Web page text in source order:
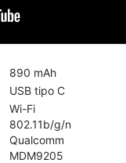
890 mAh
USB tipo C
Wi-Fi
802.11b/g/n
Qualcomm
MDM9205